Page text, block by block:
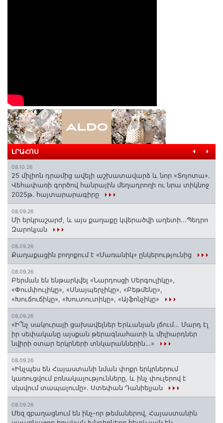
ԼՐԱՀՈՍ
08.10.26
25 միլիոն դրամից ավելի աշխատավարձ և նոր «Տոյոտա»․
Վեհափառի գործով հանրային մեղադրողի ու նրա տիկնոջ
2025թ. հայտարարագիրը
08.09.26
Մի երկրաշարժ, և այս քաղաքը կվերածվի աղետի...Պեդրո
Զարոկյան
08.09.26
Քաղաքացին բողոքում է «Մառանիկ» ընկերությունից
08.09.26
Բերման են ենթարկվել «Նարդոսցի Սերգուլիկը»,
«Փումփուլիկը», «Սնայպերչիկը», «Բեթմենը»,
«Խուճուճիկը», «Խուտուտիկը», «Այֆոնչիկը»
08.09.26
«Ի՞նչ սակուրայի ցախավելներ Երևանյան լճում… Մարդ էլ
իր սեփականը այսքան թերագնահատի և միլիարդներ
նվիրի օտար երկրների տնկարաններին…»
08.09.26
«Ինչպես են Հայաստանի նման փոքր երկրներում
կառուցվում բռնակալությունները, և ինչ փուլերով է
սկսվում տապալումը». Ստեփան Դանիելյան
08.09.26
Մեզ զբաղացնում են ինչ-որ թեմաներով, Հայաստանին